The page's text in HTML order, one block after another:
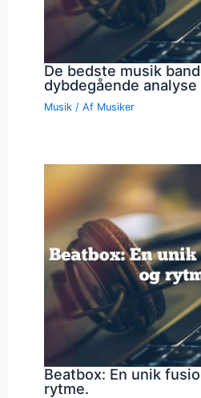
De bedste musik
dybdegående analyse
Musik / Af Musiker
Beatbox: En unik
rytme.